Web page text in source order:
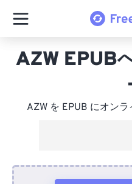
AZW EPUB
AZW を EPUB にオン